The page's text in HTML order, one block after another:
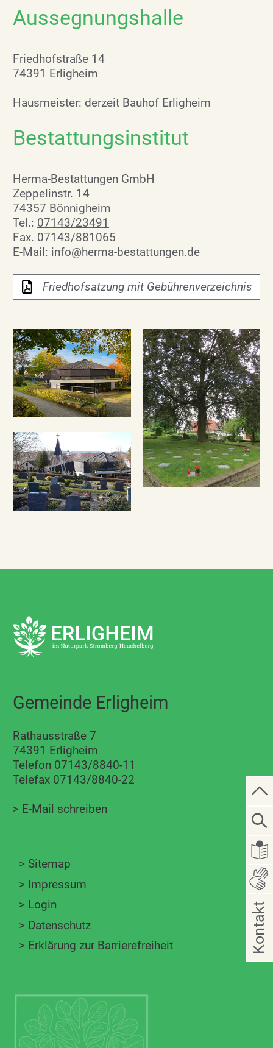
Aussegnungshalle
Friedhofstraße 14
74391 Erligheim
Hausmeister: derzeit Bauhof Erligheim
Bestattungsinstitut
Herma-Bestattungen GmbH
Zeppelinstr. 14
74357 Bönnigheim
Tel.: 07143/23491
Fax. 07143/881065
E-Mail: info@herma-bestattungen.de
Friedhofsatzung mit Gebührenverzeichnis
Gemeinde Erligheim
Rathausstraße 7
74391 Erligheim
Telefon 07143/8840-11
Telefax 07143/8840-22
> E-Mail schreiben
> Sitemap
> Impressum
> Login
> Datenschutz
> Erklärung zur Barrierefreiheit Kontakt